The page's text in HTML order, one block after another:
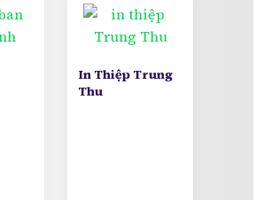
In Thiệp Trung
Thu